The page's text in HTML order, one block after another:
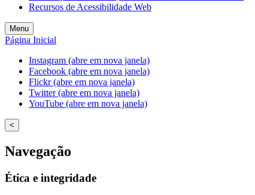
Recursos de Acessibilidade Web
Menu
Página Inicial
Instagram (abre em nova janela)
Facebook (abre em nova janela)
Flickr (abre em nova janela)
Twitter (abre em nova janela)
YouTube (abre em nova janela)
<
Navegação
Ética e integridade